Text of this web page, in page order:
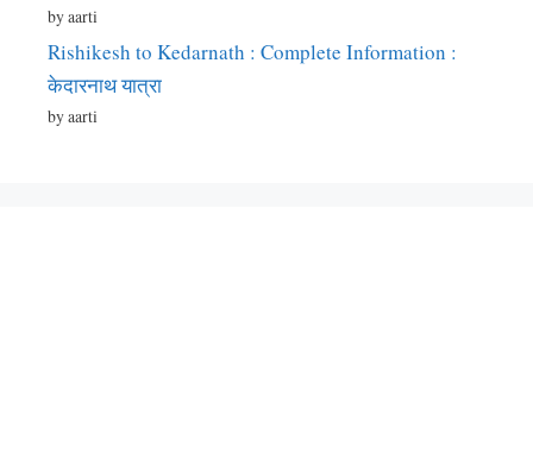
by aarti
Rishikesh to Kedarnath : Complete Information :
केदारनाथ यात्रा
by aarti